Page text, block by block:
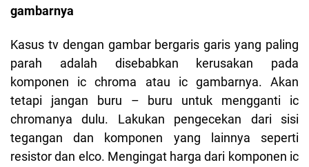
gambarnya
Kasus tv dengan gambar bergaris garis yang paling
parah adalah disebabkan kerusakan pada
komponen ic chroma atau ic gambarnya. Akan
tetapi jangan buru – buru untuk mengganti ic
chromanya dulu. Lakukan pengecekan dari sisi
tegangan dan komponen yang lainnya seperti
resistor dan elco. Mengingat harga dari komponen ic